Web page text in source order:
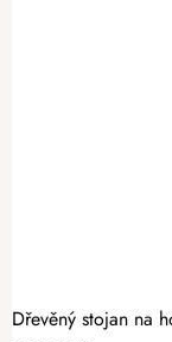
Dřevěný stojan na